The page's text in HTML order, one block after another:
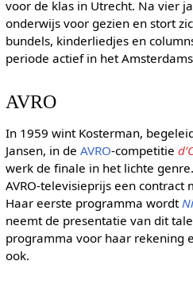
voor de klas in Utrecht. Na vier
onderwijs voor gezien en stort
bundels, kinderliedjes en
periode actief in het
AVRO
In 1959 wint Kosterman,
Jansen, in de AVRO-competitie
werk de finale in het lichte
AVRO-televisieprijs een
Haar eerste programma wordt
neemt de presentatie van dit
programma voor haar rekening
ook.